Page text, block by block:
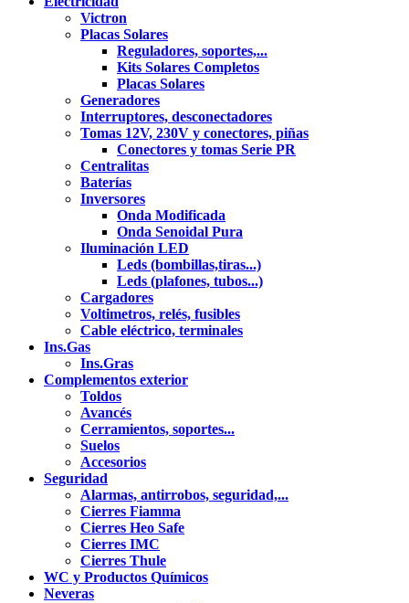
Victron
Placas Solares
Reguladores, soportes,...
Kits Solares Completos
Placas Solares
Generadores
Interruptores, desconectadores
Tomas 12V, 230V y conectores, piñas
Conectores y tomas Serie PR
Centralitas
Baterías
Inversores
Onda Modificada
Onda Senoidal Pura
Iluminación LED
Leds (bombillas,tiras...)
Leds (plafones, tubos...)
Cargadores
Voltimetros, relés, fusibles
Cable eléctrico, terminales
Ins.Gas
Ins.Gras
Complementos exterior
Toldos
Avancés
Cerramientos, soportes...
Suelos
Accesorios
Seguridad
Alarmas, antirrobos, seguridad,...
Cierres Fiamma
Cierres Heo Safe
Cierres IMC
Cierres Thule
WC y Productos Químicos
Neveras